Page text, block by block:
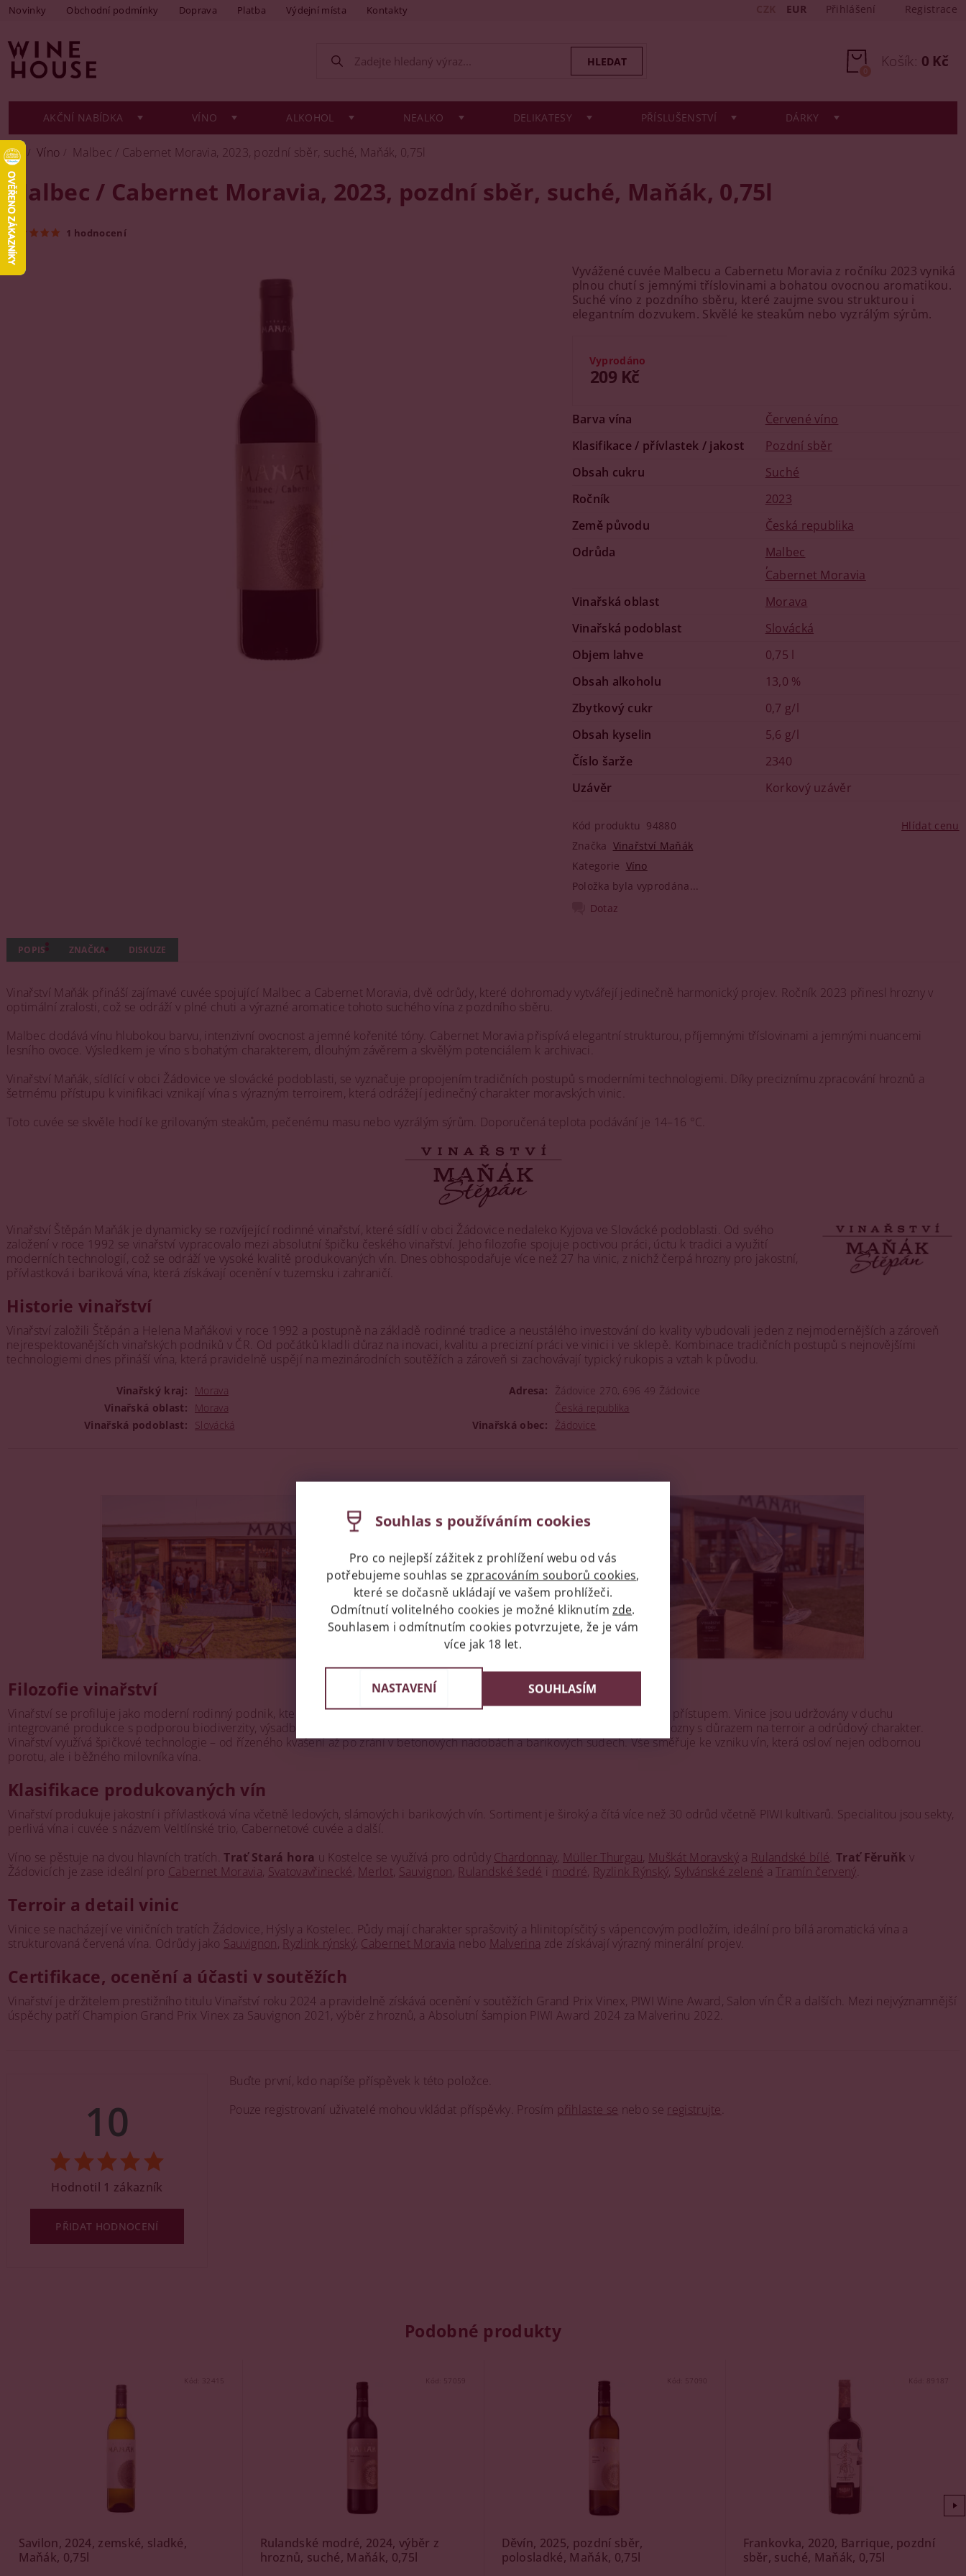
Novinky Obchodní podmínky Doprava Platba Výdejní místa Kontakty EUR Přihlášení Registrace
Košík: 0 Kč
0
AKČNÍ NABÍDKA VÍNO ALKOHOL NEALKO DELIKATESY PŘÍSLUŠENSTVÍ DÁRKY
Víno Malbec / Cabernet Moravia, 2023, pozdní sběr, suché, Maňák, 0,75l
Malbec / Cabernet Moravia, 2023, pozdní sběr, suché, Maňák, 0,75l
1 hodnocení
Vyvážené cuvée Malbecu a Cabernetu Moravia z ročníku 2023 vyniká
plnou chutí s jemnými tříslovinami a bohatou ovocnou aromatikou.
Suché víno z pozdního sběru, které zaujme svou strukturou i
elegantním dozvukem. Skvělé ke steakům nebo vyzrálým sýrům.
Vyprodáno
209 Kč
Barva vína
Červené víno
Klasifikace / přívlastek / jakost
Pozdní sběr
Obsah cukru
Suché
Ročník
2023
Země původu
Česká republika
Odrůda
Malbec
,
Cabernet Moravia
Vinařská oblast
Morava
Vinařská podoblast
Slovácká
Objem lahve
0,75 l
Obsah alkoholu
13,0 %
Zbytkový cukr
0,7 g/l
Obsah kyselin
5,6 g/l
Číslo šarže
2340
Uzávěr
Korkový uzávěr
Kód produktu 94880
Značka Vinařství Maňák
Kategorie Víno
Položka byla vyprodána...
Hlídat cenu
Dotaz
POPIS ZNAČKA DISKUZE
Vinařství Maňák přináší zajímavé cuvée spojující Malbec a Cabernet Moravia, dvě odrůdy, které dohromady vytvářejí jedinečně harmonický projev. Ročník 2023 přinesl hrozny v
optimální zralosti, což se odráží v plné chuti a výrazné aromatice tohoto suchého vína z pozdního sběru.
Malbec dodává vínu hlubokou barvu, intenzivní ovocnost a jemné kořenité tóny. Cabernet Moravia přispívá elegantní strukturou, příjemnými tříslovinami a jemnými nuancemi
lesního ovoce. Výsledkem je víno s bohatým charakterem, dlouhým závěrem a skvělým potenciálem k archivaci.
Vinařství Maňák, sídlící v obci Žádovice ve slovácké podoblasti, se vyznačuje propojením tradičních postupů s moderními technologiemi. Díky preciznímu zpracování hroznů a
šetrnému přístupu k vinifikaci vznikají vína s výrazným terroirem, která odrážejí jedinečný charakter moravských vinic.
Toto cuvée se skvěle hodí ke grilovaným steakům, pečenému masu nebo vyzrálým sýrům. Doporučená teplota podávání je 14–16 °C.
Vinařství Štěpán Maňák je dynamicky se rozvíjející rodinné vinařství, které sídlí v obci Žádovice nedaleko Kyjova ve Slovácké podoblasti. Od svého
založení v roce 1992 se vinařství vypracovalo mezi absolutní špičku českého vinařství. Jeho filozofie spojuje poctivou práci, úctu k tradici a využití
moderních technologií, což se odráží ve vysoké kvalitě produkovaných vín. Dnes obhospodařuje více než 27 ha vinic, z nichž čerpá hrozny pro jakostní,
přívlastková i bariková vína, která získávají ocenění v tuzemsku i zahraničí.
Historie vinařství
Vinařství založili Štěpán a Helena Maňákovi v roce 1992 a postupně na základě rodinné tradice a neustálého investování do kvality vybudovali jeden z nejmodernějších a zároveň
nejrespektovanějších vinařských podniků v ČR. Od počátků kladli důraz na inovaci, kvalitu a precizní práci ve vinici i ve sklepě. Kombinace tradičních postupů s nejnovějšími
technologiemi dnes přináší vína, která pravidelně uspějí na mezinárodních soutěžích a zároveň si zachovávají typický rukopis a vztah k původu.
Vinařský kraj: Morava Adresa:
Žádovice 270, 696 49 Žádovice
Vinařská oblast:
Morava
Česká republika
Vinařská podoblast:
Slovácká Vinařská obec: Žádovice
Filozofie vinařství
Vinařství se profiluje jako moderní rodinný podnik, který propojuje technologický pokrok s přírodními principy a ekologickým přístupem. Vinice jsou udržovány v duchu
integrované produkce s podporou biodiverzity, výsadbou bylinných směsí a šetrným ošetřováním. Cílem je pěstovat zdravé hrozny s důrazem na terroir a odrůdový charakter.
Vinařství využívá špičkové technologie – od řízeného kvašení až po zrání v betonových nádobách a barikových sudech. Vše směřuje ke vzniku vín, která osloví nejen odbornou
porotu, ale i běžného milovníka vína.
Klasifikace produkovaných vín
Vinařství produkuje jakostní i přívlastková vína včetně ledových, slámových i barikových vín. Sortiment je široký a čítá více než 30 odrůd včetně PIWI kultivarů. Specialitou jsou sekty,
perlivá vína i cuvée s názvem Veltlínské trio, Cabernetové cuvée a další.
Víno se pěstuje na dvou hlavních tratích.Trať Stará hora u Kostelce se využívá pro odrůdy Chardonnay, Müller Thurgau, Muškát Moravskýa Rulandské bílé .Trať Fěruňk v
Žádovicích je zase ideální pro Cabernet Moravia, Svatovavřinecké, Merlot, Sauvignon, Rulandské šedé i modré, Ryzlink Rýnský, Sylvánské zelené aTramín červený
Terroir a detail vinic
Vinice se nacházejí ve viničních tratích Žádovice, Hýsly a Kostelec. Půdy mají charakter sprašovitý a hlinitopísčitý s vápencovým podložím, ideální pro bílá aromatická vína a
strukturovaná červená vína. Odrůdy jako Sauvignon, Ryzlink rýnský, Cabernet Moravia nebo Malverina zde získávají výrazný minerální projev.
Certifikace, ocenění a účasti v soutěžích
Vinařství je držitelem prestižního titulu Vinařství roku 2024 a pravidelně získává ocenění v soutěžích Grand Prix Vinex, PIWI Wine Award, Salon vín ČR a dalších. Mezi nejvýznamnější
úspěchy patří Champion Grand Prix Vinex za Sauvignon 2021, výběr z hroznů, a Absolutní šampion PIWI Award 2024 za Malverinu 2022.
Buďte první, kdo napíše příspěvek k této položce.
Pouze registrovaní uživatelé mohou vkládat příspěvky. Prosím přihlaste se nebo se registrujte
10
Hodnotil 1 zákazník
PŘIDAT HODNOCENÍ
Podobné produkty
Kód: 32415
Savilon, 2024, zemské, sladké,
Maňák, 0,75l
Kód: 57059
Rulandské modré, 2024, výběr z
hroznů, suché, Maňák, 0,75l
Kód: 57090
Děvín, 2025, pozdní sběr,
polosladké, Maňák, 0,75l
Kód: 89187
Frankovka, 2020, Barrique, pozdní
sběr, suché, Maňák, 0,75l
Souhlas s používáním cookies
Pro co nejlepší zážitek z prohlížení webu od vás
potřebujeme souhlas se zpracováním souborů cookies,
které se dočasně ukládají ve vašem prohlížeči.
Odmítnutí volitelného cookies je možné kliknutímzde.
Souhlasem i odmítnutím cookies potvrzujete, že je vám
více jak 18 let.
NASTAVENÍ SOUHLASÍM